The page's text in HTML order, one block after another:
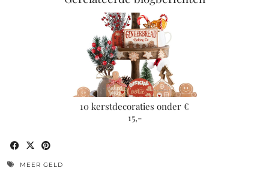
10 kerstdecoraties onder €
15,-
MEER GELD